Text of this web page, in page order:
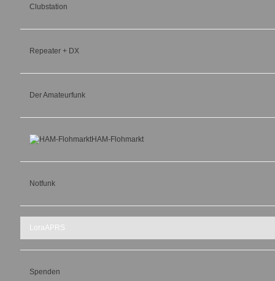
Clubstation
Repeater + DX
Der Amateurfunk
HAM-Flohmarkt
Notfunk
LoraAPRS
Spenden